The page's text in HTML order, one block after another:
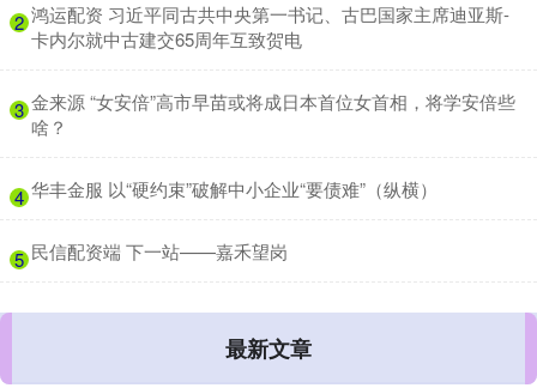
2 ​鸿运配资 习近平同古共中央第一书记、古巴国家主席迪亚斯-
卡内尔就中古建交65周年互致贺电
3 ​金来源 “女安倍”高市早苗或将成日本首位女首相，将学安倍些
啥？
4 ​华丰金服 以“硬约束”破解中小企业“要债难”（纵横）
5 ​民信配资端 下一站——嘉禾望岗
最新文章